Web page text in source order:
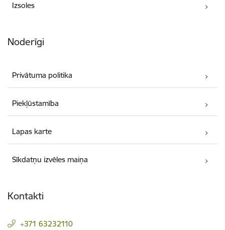
Izsoles
Noderīgi
Privātuma politika
Piekļūstamība
Lapas karte
Sīkdatņu izvēles maiņa
Kontakti
+371 63232110